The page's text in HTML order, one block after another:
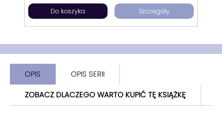
Do koszyka Szczegóły
OPIS
OPIS SERII
ZOBACZ DLACZEGO WARTO KUPIĆ TĘ KSIĄŻKĘ